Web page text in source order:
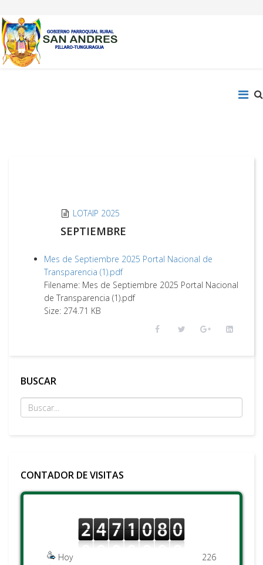
LOTAIP 2025
SEPTIEMBRE
Mes de Septiembre 2025 Portal Nacional de
Transparencia (1).pdf
Filename: Mes de Septiembre 2025 Portal Nacional
de Transparencia (1).pdf
Size: 274.71 KB
BUSCAR
CONTADOR DE VISITAS
Hoy
226